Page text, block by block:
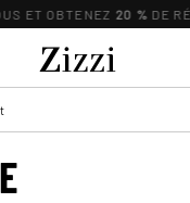
ET OBTENEZ 20 % DE